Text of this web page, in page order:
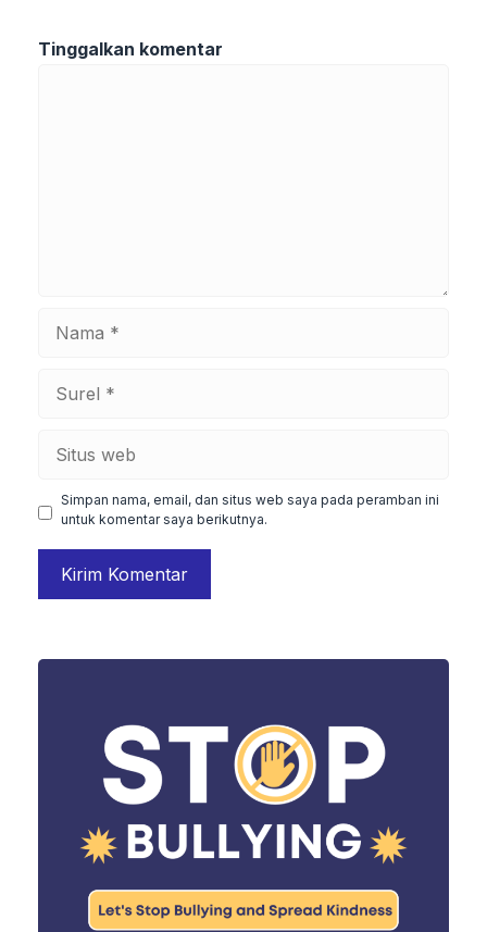
Tinggalkan komentar
web
Simpan nama, email, dan situs web saya pada peramban ini
untuk komentar saya berikutnya.